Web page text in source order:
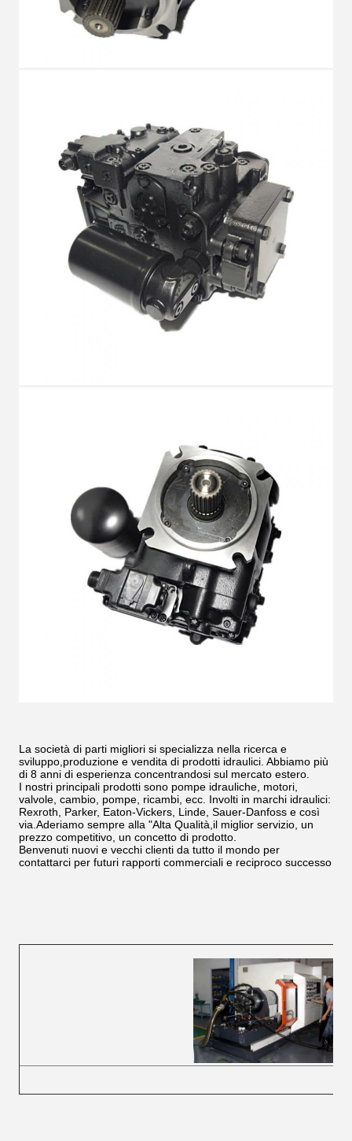
La società di parti migliori si specializza nella ricerca e
sviluppo,produzione e vendita di prodotti idraulici. Abbiamo più
di 8 anni di esperienza concentrandosi sul mercato estero.
I nostri principali prodotti sono pompe idrauliche, motori,
valvole, cambio, pompe, ricambi, ecc. Involti in marchi idraulici:
Rexroth, Parker, Eaton-Vickers, Linde, Sauer-Danfoss e così
via.Aderiamo sempre alla "Alta Qualità,il miglior servizio, un
prezzo competitivo, un concetto di prodotto.
Benvenuti nuovi e vecchi clienti da tutto il mondo per
contattarci per futuri rapporti commerciali e reciproco successo